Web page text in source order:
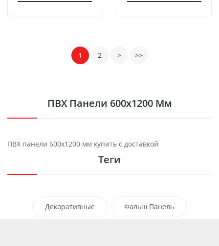
1 2 > >>
ПВХ Панели 600х1200 Мм
ПВХ панели 600х1200 мм купить с доставкой
Теги
Декоративные Фальш Панель